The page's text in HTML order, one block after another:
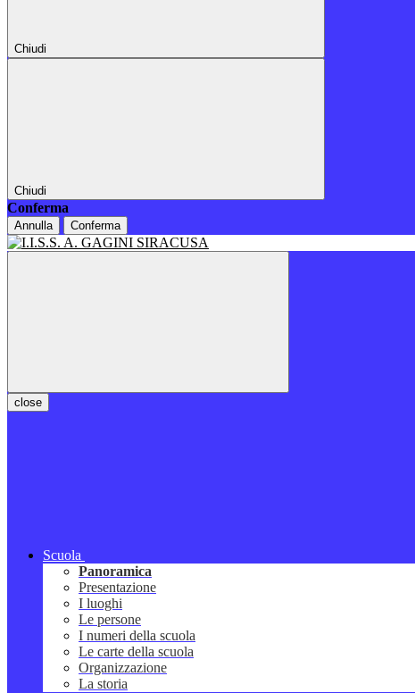
Chiudi
Chiudi
Conferma
Annulla Conferma
close
Scuola
Panoramica
Presentazione
I luoghi
Le persone
I numeri della scuola
Le carte della scuola
Organizzazione
La storia